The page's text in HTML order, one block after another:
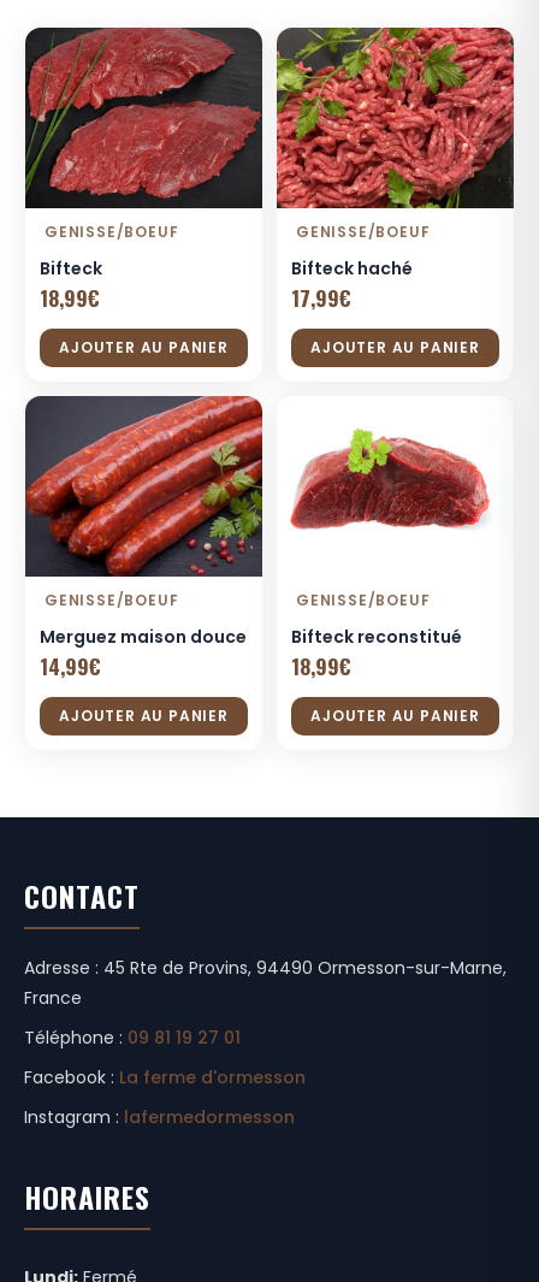
GENISSE/BOEUF
Bifteck
18,99€
AJOUTER AU PANIER
GENISSE/BOEUF
Bifteck haché
17,99€
AJOUTER AU PANIER
GENISSE/BOEUF
Merguez maison douce
14,99€
AJOUTER AU PANIER
GENISSE/BOEUF
Bifteck reconstitué
18,99€
AJOUTER AU PANIER
CONTACT
Adresse : 45 Rte de Provins, 94490 Ormesson-sur-Marne,
France
Téléphone : 09 81 19 27 01
Facebook : La ferme d'ormesson
Instagram : lafermedormesson
HORAIRES
Lundi: Fermé